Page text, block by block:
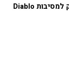
שמפנייר ענק למסיבות Diablo